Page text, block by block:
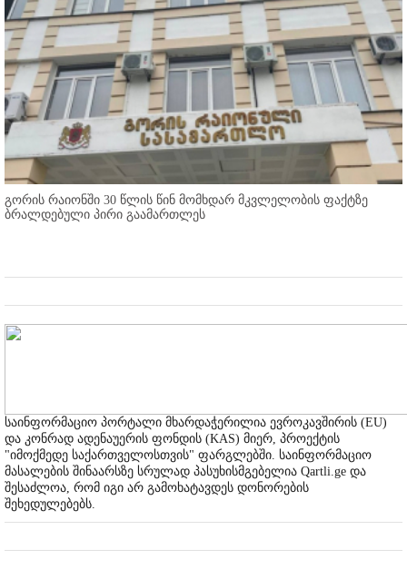
გორის რაიონში 30 წლის წინ მომხდარ მკვლელობის ფაქტზე
ბრალდებული პირი გაამართლეს
საინფორმაციო პორტალი მხარდაჭერილია ევროკავშირის (EU)
და კონრად ადენაუერის ფონდის (KAS) მიერ, პროექტის
"იმოქმედე საქართველოსთვის" ფარგლებში. საინფორმაციო
მასალების შინაარსზე სრულად პასუხისმგებელია Qartli.ge და
შესაძლოა, რომ იგი არ გამოხატავდეს დონორების
შეხედულებებს.